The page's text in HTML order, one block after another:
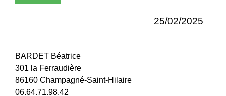
25/02/2025
BARDET Béatrice
301 la Ferraudière
86160 Champagné-Saint-Hilaire
06.64.71.98.42